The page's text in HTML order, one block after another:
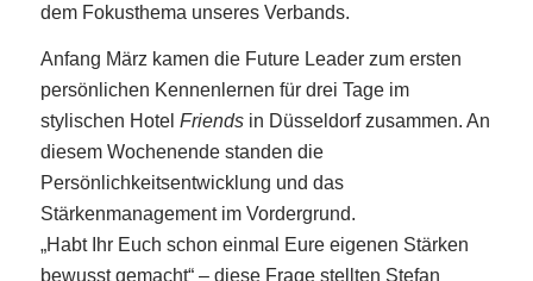
dem Fokusthema unseres Verbands.
Anfang März kamen die Future Leader zum ersten
persönlichen Kennenlernen für drei Tage im
stylischen Hotel Friendsin Düsseldorf zusammen. An
diesem Wochenende standen die
Persönlichkeitsentwicklung und das
Stärkenmanagement im Vordergrund.
„Habt Ihr Euch schon einmal Eure eigenen Stärken
bewusst gemacht“ – diese Frage stellten Stefan